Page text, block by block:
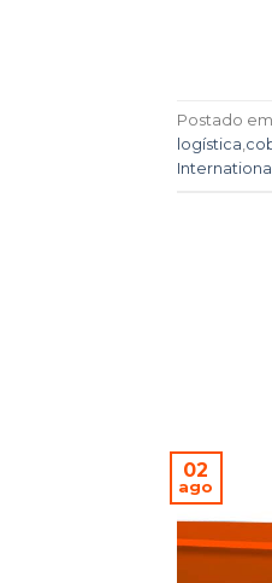
Postado em
logística,
International
02
ago